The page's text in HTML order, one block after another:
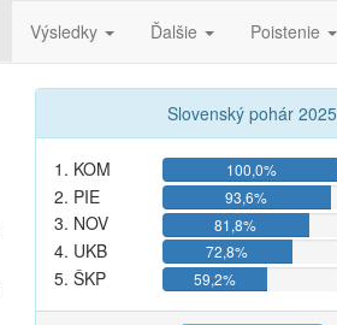
Výsledky Ďalšie Poistenie
Slovenský pohár 2025
1. KOM 100,0%
2. PIE
93,6%
3. NOV
81,8%
4. UKB
72,8%
5. ŠKP
59,2%